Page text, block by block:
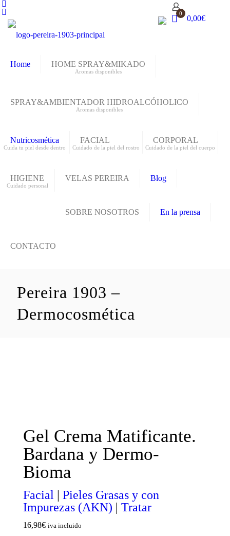
Home HOME SPRAY&MIKADO
Aromas disponibles
SPRAY&AMBIENTADOR HIDROALCÓHOLICO
Aromas disponibles
Nutricosmética
Cuida tu piel desde dentro
FACIAL
Cuidado de la piel del rostro
CORPORAL
Cuidado de la piel del cuerpo
HIGIENE
Cuidado personal
VELAS PEREIRA Blog
SOBRE NOSOTROS En la prensa
CONTACTO
0
0,00€
Pereira 1903 –
Dermocosmética
Gel Crema Matificante.
Bardana y Dermo-
Bioma
Facial | Pieles Grasas y con
Impurezas (AKN) | Tratar
16,98€ iva incluido